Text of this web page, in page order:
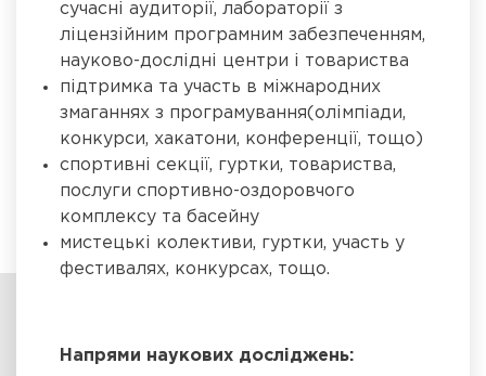
сучасні аудиторії, лабораторії з
ліцензійним програмним забезпеченням,
науково-дослідні центри і товариства
підтримка та участь в міжнародних
змаганнях з програмування(олімпіади,
конкурси, хакатони, конференції, тощо)
спортивні секції, гуртки, товариства,
послуги спортивно-оздоровчого
комплексу та басейну
мистецькі колективи, гуртки, участь у
фестивалях, конкурсах, тощо.
Напрями наукових досліджень: